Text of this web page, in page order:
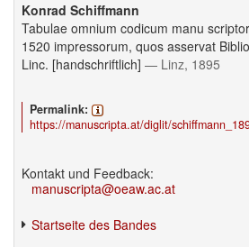
Konrad Schiffmann
Tabulae omnium codicum manu
1520 impressorum, quos asservat
Linc. [handschriftlich] — Linz, 1895
Permalink:
https://manuscripta.at/diglit/
Kontakt und Feedback:
manuscripta@oeaw.ac.at
Startseite des Bandes